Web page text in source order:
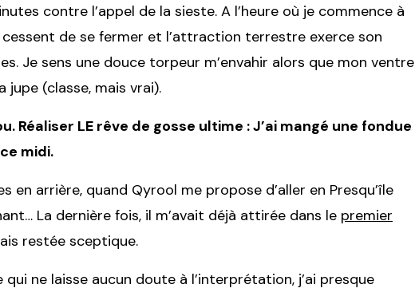
contre l’appel de la sieste. A l’heure où je commence à
de se fermer et l’attraction terrestre exerce son
Je sens une douce torpeur m’envahir alors que mon ventre
jupe (classe, mais vrai).
Réaliser LE rêve de gosse ultime : J’ai mangé une fondue
midi.
en arrière, quand Qyrool me propose d’aller en Presqu’île
La dernière fois, il m’avait déjà attirée dans le premier
restée sceptique.
ne laisse aucun doute à l’interprétation, j’ai presque